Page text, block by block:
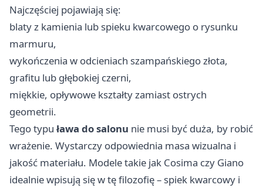
Najczęściej pojawiają się:
blaty z kamienia lub spieku kwarcowego o rysunku
marmuru,
wykończenia w odcieniach szampańskiego złota,
grafitu lub głębokiej czerni,
miękkie, opływowe kształty zamiast ostrych
geometrii.
Tego typu ława do salonu nie musi być duża, by robić
wrażenie. Wystarczy odpowiednia masa wizualna i
jakość materiału. Modele takie jak Cosima czy Giano
idealnie wpisują się w tę filozofię – spiek kwarcowy i